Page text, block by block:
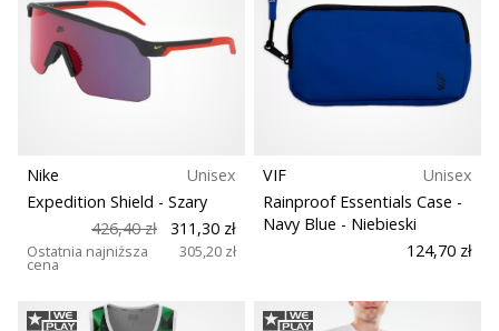
Nike
Unisex
Expedition Shield - Szary
426,40 zł
311,30 zł
Ostatnia najniższa
cena
305,20 zł
VIF
Unisex
Rainproof Essentials Case -
Navy Blue - Niebieski
124,70 zł